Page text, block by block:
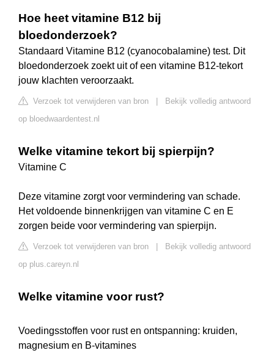
Hoe heet vitamine B12 bij
bloedonderzoek?
Standaard Vitamine B12 (cyanocobalamine) test. Dit
bloedonderzoek zoekt uit of een vitamine B12-tekort
jouw klachten veroorzaakt.
Verzoek tot verwijderen van bron
Bekijk volledig antwoord
op bloedwaardentest.nl
Welke vitamine tekort bij spierpijn?
Vitamine C
Deze vitamine zorgt voor vermindering van schade.
Het voldoende binnenkrijgen van vitamine C en E
zorgen beide voor vermindering van spierpijn.
Verzoek tot verwijderen van bron
Bekijk volledig antwoord
op plus.careyn.nl
Welke vitamine voor rust?
Voedingsstoffen voor rust en ontspanning: kruiden,
magnesium en B-vitamines